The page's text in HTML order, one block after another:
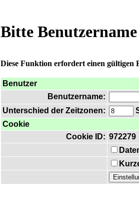
Bitte
Diese Funktion erfordert einen gültigen
Benutzer
Benutzername:
Unterschied der Zeitzonen:
Cookie
Cookie ID: 972279